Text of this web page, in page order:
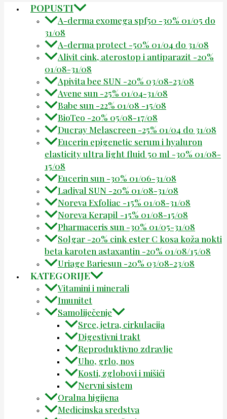
POPUSTI
A-derma exomega spf50 -30% 01/05 do
31/08
A-derma protect -50% 01/04 do 31/08
Alivit cink, aterostop i antiparazit -20%
01/08-31/08
Apivita bee SUN -20% 03/08-23/08
Avene sun -25% 01/04-31/08
Babe sun -22% 01/08 -15/08
BioTeo -20% 05/08-17/08
Ducray Melascreen -25% 01/04 do 31/08
Eucerin epigenetic serum i hyaluron
elasticity ultra light fluid 50 ml -30% 01/08-
15/08
Eucerin sun -30% 01/06-31/08
Ladival SUN -20% 01/08-31/08
Noreva Exfoliac -15% 01/08-31/08
Noreva Kerapil -15% 01/08-15/08
Pharmaceris sun -30% 01/05-31/08
Solgar -20% cink ester C kosa koža nokti
beta karoten astaxantin -20% 01/08/15/08
Uriage Bariesun -20% 03/08-23/08
KATEGORIJE
Vitamini i minerali
Imunitet
Samoliječenje
Srce, jetra, cirkulacija
Digestivni trakt
Reproduktivno zdravlje
Uho, grlo, nos
Kosti, zglobovi i mišići
Nervni sistem
Oralna higijena
Medicinska sredstva